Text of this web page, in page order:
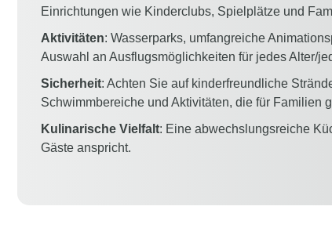
Einrichtungen wie Kinderclubs, Spielplätze und
Aktivitäten: Wasserparks, umfangreiche
Auswahl an Ausflugsmöglichkeiten für jedes Alter/
Sicherheit: Achten Sie auf kinderfreundliche
Schwimmbereiche und Aktivitäten, die für Familien
Kulinarische Vielfalt: Eine abwechslungsreiche
Gäste anspricht.